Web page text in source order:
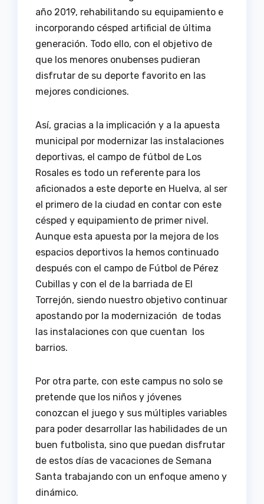
año 2019, rehabilitando su equipamiento e
incorporando césped artificial de última
generación. Todo ello, con el objetivo de
que los menores onubenses pudieran
disfrutar de su deporte favorito en las
mejores condiciones.
Así, gracias a la implicación y a la apuesta
municipal por modernizar las instalaciones
deportivas, el campo de fútbol de Los
Rosales es todo un referente para los
aficionados a este deporte en Huelva, al ser
el primero de la ciudad en contar con este
césped y equipamiento de primer nivel.
Aunque esta apuesta por la mejora de los
espacios deportivos la hemos continuado
después con el campo de Fútbol de Pérez
Cubillas y con el de la barriada de El
Torrejón, siendo nuestro objetivo continuar
apostando por la modernización de todas
las instalaciones con que cuentan los
barrios.
Por otra parte, con este campus no solo se
pretende que los niños y jóvenes
conozcan el juego y sus múltiples variables
para poder desarrollar las habilidades de un
buen futbolista, sino que puedan disfrutar
de estos días de vacaciones de Semana
Santa trabajando con un enfoque ameno y
dinámico.